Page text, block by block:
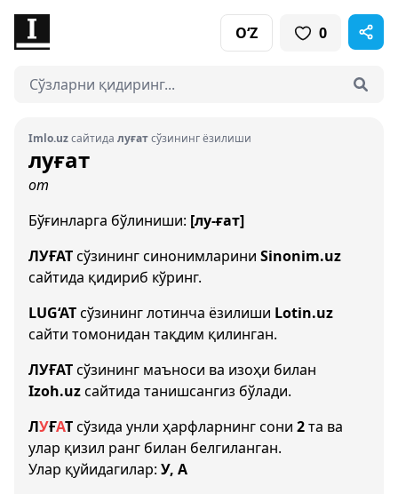
O‘Z 0
Imlo.uzсайтида луғатсўзининг ёзилиши
луғат
от
Бўғинларга бўлиниши: [лу-ғат]
ЛУҒАТсўзининг синонимларини Sinonim.uz
сайтида қидириб кўринг.
LUG‘ATсўзининг лотинча ёзилиши Lotin.uz
сайти томонидан тақдим қилинган.
ЛУҒАТсўзининг маъноси ва изоҳи билан
Izoh.uzсайтида танишсангиз бўлади.
ЛУҒАТсўзида унли ҳарфларнинг сони 2та ва
улар қизил ранг билан белгиланган.
Улар қуйидагилар: У, А